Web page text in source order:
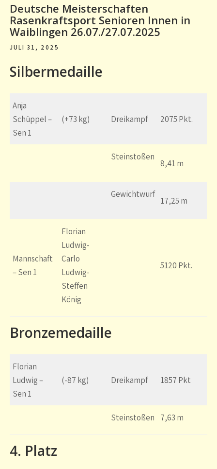
Deutsche Meisterschaften
Rasenkraftsport Senioren Innen in
Waiblingen 26.07./27.07.2025
JULI 31, 2025
Silbermedaille
Anja
Schüppel –
Sen 1
(+73 kg) Dreikampf 2075 Pkt.
Steinstoßen
8,41 m
Gewichtwurf
17,25 m
Mannschaft
– Sen 1
Florian
Ludwig-
Carlo
Ludwig-
Steffen
König
5120 Pkt.
Bronzemedaille
Florian
Ludwig –
Sen 1
(-87 kg) Dreikampf 1857 Pkt
Steinstoßen 7,63 m
4. Platz